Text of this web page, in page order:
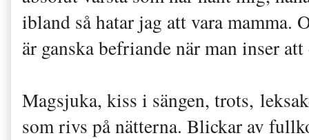
ibland så hatar jag att vara mamma.
är ganska befriande när man inser
Magsjuka, kiss i sängen, trots,
som rivs på nätterna. Blickar av